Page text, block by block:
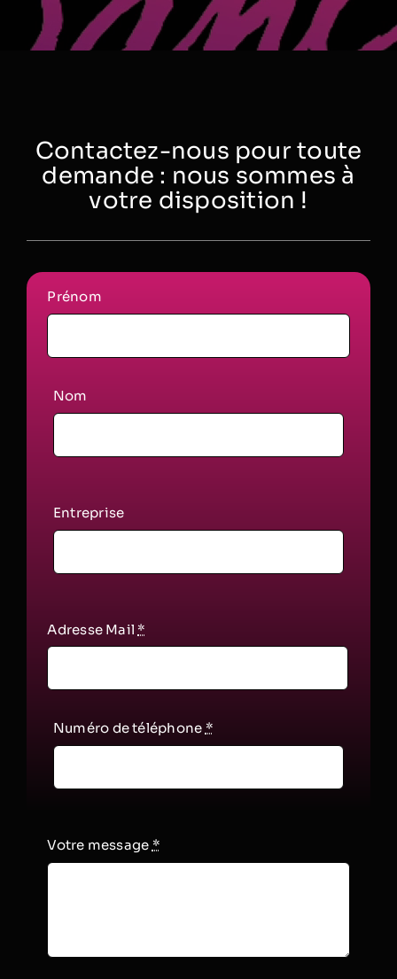
Contactez-nous pour toute
demande : nous sommes à
votre disposition !
Prénom
Nom
Entreprise
Adresse Mail *
Numéro de téléphone *
Votre message *